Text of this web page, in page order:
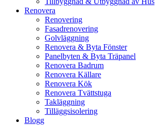
Renovera
Renovering
Fasadrenovering
Golvläggning
Renovera & Byta Fönster
Panelbyten & Byta Träpanel
Renovera Badrum
Renovera Källare
Renovera Kök
Renovera Tvättstuga
Takläggning
Tilläggsisolering
Blogg